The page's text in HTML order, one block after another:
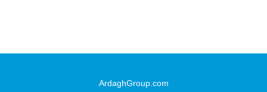
ArdaghGroup.com